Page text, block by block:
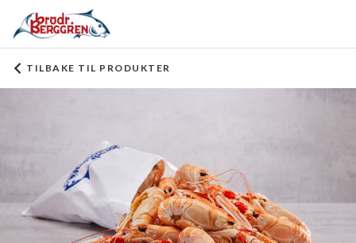
TILBAKE TIL PRODUKTER